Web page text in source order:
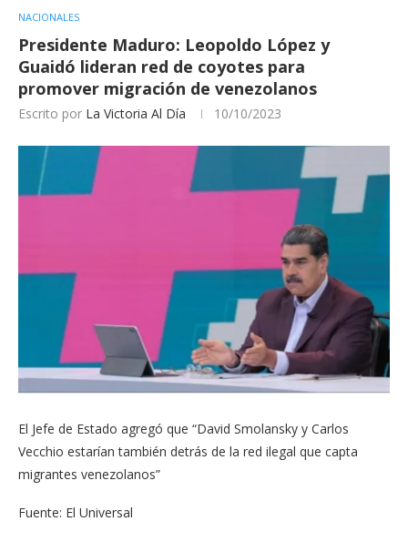
NACIONALES
Presidente Maduro: Leopoldo López y
Guaidó lideran red de coyotes para
promover migración de venezolanos
Escrito por La Victoria Al Día 10/10/2023
El Jefe de Estado agregó que “David Smolansky y Carlos
Vecchio estarían también detrás de la red ilegal que capta
migrantes venezolanos”
Fuente: El Universal